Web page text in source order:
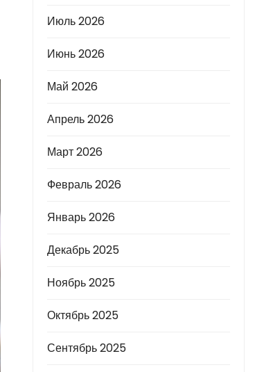
Июль 2026
Июнь 2026
Май 2026
Апрель 2026
Март 2026
Февраль 2026
Январь 2026
Декабрь 2025
Ноябрь 2025
Октябрь 2025
Сентябрь 2025